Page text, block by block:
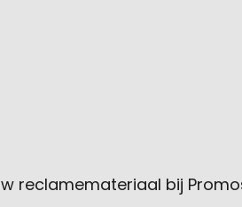
reclamemateriaal bij